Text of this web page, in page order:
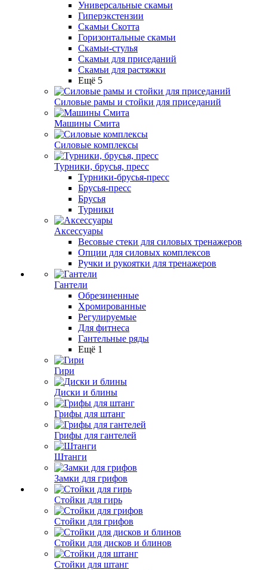
Универсальные скамьи
Гиперэкстензии
Скамьи Скотта
Горизонтальные скамьи
Скамьи-стулья
Скамьи для приседаний
Скамьи для растяжки
Ещё 5
Силовые рамы и стойки для приседаний
Машины Смита
Силовые комплексы
Турники, брусья, пресс
Турники-брусья-пресс
Брусья-пресс
Брусья
Турники
Аксессуары
Весовые стеки для силовых тренажеров
Опции для силовых комплексов
Ручки и рукоятки для тренажеров
Гантели
Обрезиненные
Хромированные
Регулируемые
Для фитнеса
Гантельные ряды
Ещё 1
Гири
Диски и блины
Грифы для штанг
Грифы для гантелей
Штанги
Замки для грифов
Стойки для гирь
Стойки для грифов
Стойки для дисков и блинов
Стойки для штанг